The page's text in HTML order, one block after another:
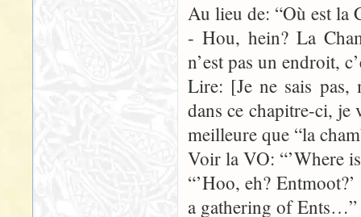
Au lieu de: “Où est la
- Hou, hein? La
n’est pas un endroit,
Lire: [Je ne sais pas,
dans ce chapitre-ci, je
meilleure que “la
Voir la VO: “’Where
“’Hoo, eh?
a gathering of Ents…”